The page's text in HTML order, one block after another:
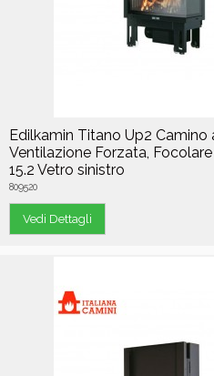
Edilkamin Titano Up2 Camino
Ventilazione Forzata,
15.2 Vetro sinistro
809520
Vedi Dettagli